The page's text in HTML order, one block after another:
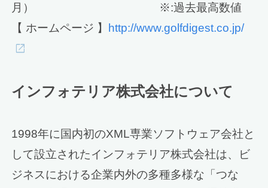
月） ※:過去最高数値
【 ホームページ 】
http://www.golfdigest.co.jp/
インフォテリア株式会社について
1998年に国内初のXML専業ソフトウェア会社と
して設立されたインフォテリア株式会社は、ビ
ジネスにおける企業内外の多種多様な「つな